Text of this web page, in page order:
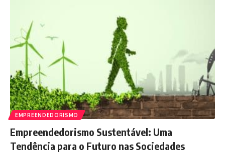
EMPREENDEDORISMO
Empreendedorismo Sustentável: Uma
Tendência para o Futuro nas Sociedades